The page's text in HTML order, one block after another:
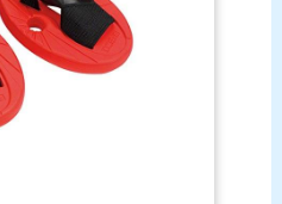
et du ventre
offre
un
entraînement optimal
le haut du corps :